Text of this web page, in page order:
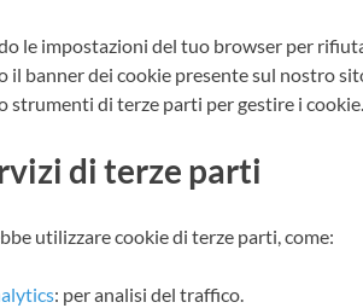
le impostazioni del tuo browser per
il banner dei cookie presente sul nostro
strumenti di terze parti per gestire i cookie.
di terze parti
utilizzare cookie di terze parti, come:
: per analisi del traffico.